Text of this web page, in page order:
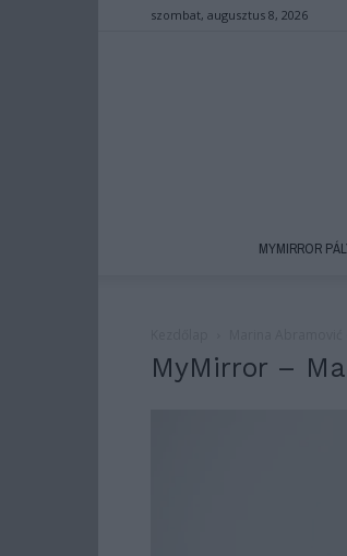
szombat, augusztus 8, 2026
MYMIRROR
MyMirror –